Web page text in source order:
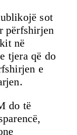
sot
përfshirjen
në
tjera që do
e
do të